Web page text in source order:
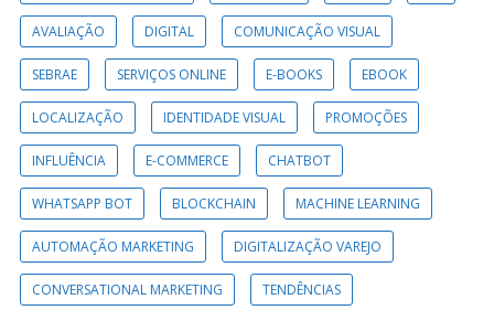
AVALIAÇÃO DIGITAL COMUNICAÇÃO VISUAL
SEBRAE SERVIÇOS ONLINE E-BOOKS EBOOK
LOCALIZAÇÃO IDENTIDADE VISUAL PROMOÇÕES
INFLUÊNCIA E-COMMERCE CHATBOT
WHATSAPP BOT BLOCKCHAIN MACHINE LEARNING
AUTOMAÇÃO MARKETING DIGITALIZAÇÃO VAREJO
CONVERSATIONAL MARKETING TENDÊNCIAS